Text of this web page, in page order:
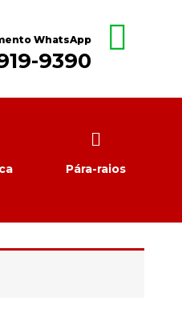
WhatsApp
9390
Pára-raios